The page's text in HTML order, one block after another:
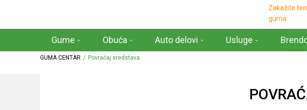
Zakažite
guma
Gume Obuća Auto delovi Usluge
GUMA CENTAR Povraćaj sredstava